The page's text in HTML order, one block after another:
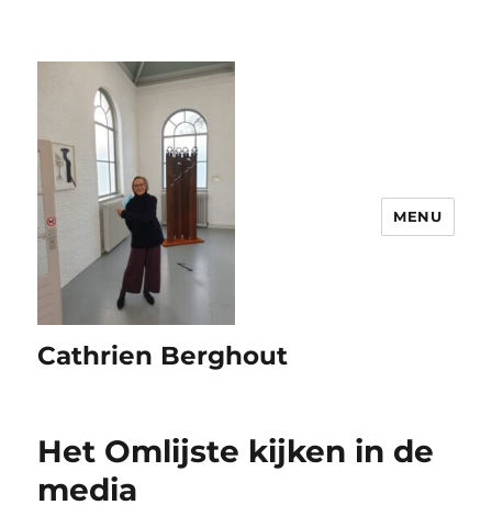
Cathrien Berghout
MENU
Het Omlijste kijken in de
media